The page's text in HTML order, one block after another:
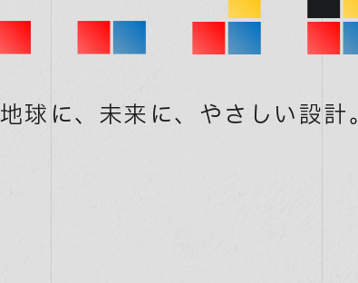
地球に、未来に、 やさしい設計。